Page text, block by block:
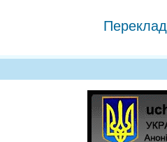
Переклад